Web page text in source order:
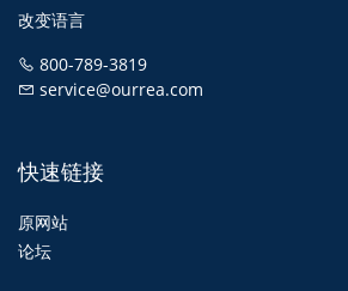
改变语言
800-789-3819
service@ourrea.com
快速链接
原网站
论坛